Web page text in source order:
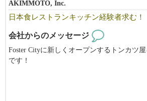
AKIMMOTO, Inc.
日本食レストランキッチン経験者求む！
会社からのメッセージ
Foster Cityに新しくオープンするトンカツ
です！